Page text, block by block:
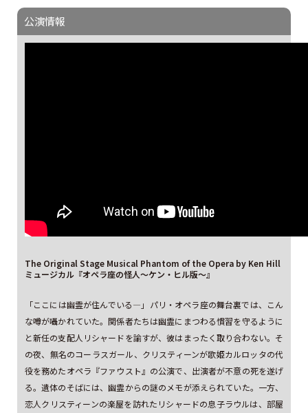
公演情報
The Original Stage Musical Phantom of the Opera by Ken Hill
ミュージカル『オペラ座の怪人～ケン・ヒル版～』
「ここには幽霊が住んでいる―」パリ・オペラ座の舞台裏では、こん
な噂が囁かれていた。関係者たちは幽霊にまつわる慣習を守るように
と新任の支配人リシャードを諭すが、彼はまったく取り合わない。そ
の夜、無名のコーラスガール、クリスティーンが歌姫カルロッタの代
役を務めたオペラ『ファウスト』の公演で、出演者が不意の死を遂げ
る。遺体のそばには、幽霊からの謎のメモが添えられていた。一方、
恋人クリスティーンの楽屋を訪れたリシャードの息子ラウルは、部屋